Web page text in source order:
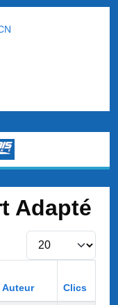
Adapté
Auteur Clics